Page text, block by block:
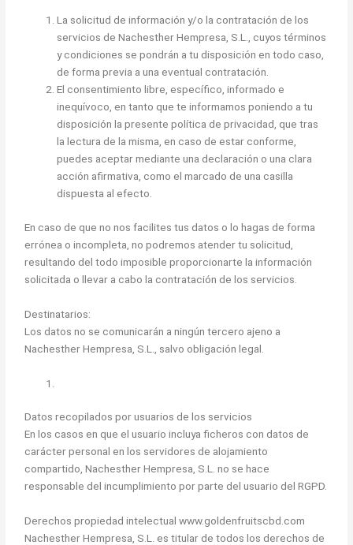
La solicitud de información y/o la contratación de los
servicios de Nachesther Hempresa, S.L., cuyos términos
y condiciones se pondrán a tu disposición en todo caso,
de forma previa a una eventual contratación.
El consentimiento libre, específico, informado e
inequívoco, en tanto que te informamos poniendo a tu
disposición la presente política de privacidad, que tras
la lectura de la misma, en caso de estar conforme,
puedes aceptar mediante una declaración o una clara
acción afirmativa, como el marcado de una casilla
dispuesta al efecto.
En caso de que no nos facilites tus datos o lo hagas de forma
errónea o incompleta, no podremos atender tu solicitud,
resultando del todo imposible proporcionarte la información
solicitada o llevar a cabo la contratación de los servicios.
Destinatarios:
Los datos no se comunicarán a ningún tercero ajeno a
Nachesther Hempresa, S.L., salvo obligación legal.
Datos recopilados por usuarios de los servicios
En los casos en que el usuario incluya ficheros con datos de
carácter personal en los servidores de alojamiento
compartido, Nachesther Hempresa, S.L. no se hace
responsable del incumplimiento por parte del usuario del RGPD.
Derechos propiedad intelectual www.goldenfruitscbd.com
Nachesther Hempresa, S.L. es titular de todos los derechos de